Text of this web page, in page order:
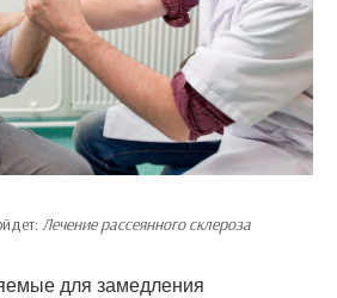
Лечение рассеянного склероза
для замедления